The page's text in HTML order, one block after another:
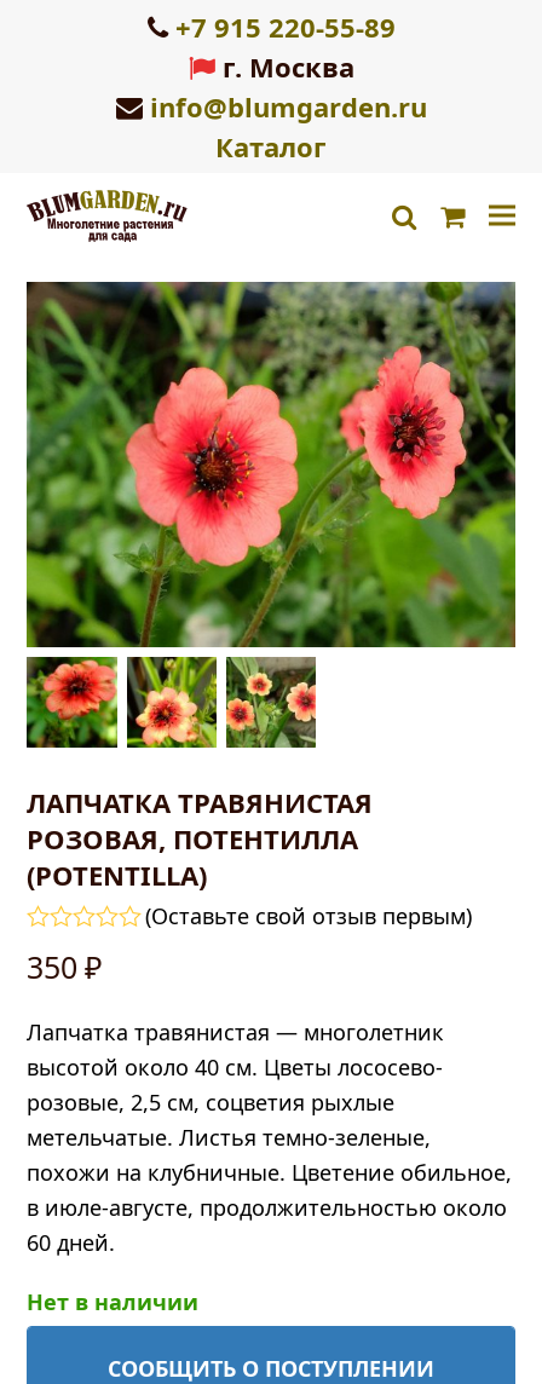
+7 915 220-55-89
г. Москва
info@blumgarden.ru
Каталог
search
ЛАПЧАТКА ТРАВЯНИСТАЯ
РОЗОВАЯ, ПОТЕНТИЛЛА
(POTENTILLA)
0
(Оставьте свой отзыв первым)
350₽
Лапчатка травянистая — многолетник
высотой около 40 см. Цветы лососево-
розовые, 2,5 см, соцветия рыхлые
метельчатые. Листья темно-зеленые,
похожи на клубничные. Цветение обильное,
в июле-августе, продолжительностью около
60 дней.
Нет в наличии
СООБЩИТЬ О ПОСТУПЛЕНИИ